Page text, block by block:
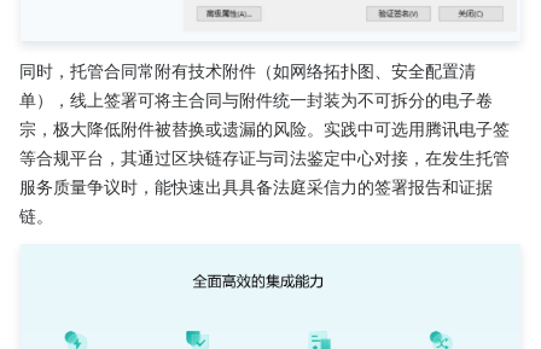
同时，托管合同常附有技术附件（如网络拓扑图、安全配置清
单），线上签署可将主合同与附件统一封装为不可拆分的电子卷
宗，极大降低附件被替换或遗漏的风险。实践中可选用腾讯电子签
等合规平台，其通过区块链存证与司法鉴定中心对接，在发生托管
服务质量争议时，能快速出具具备法庭采信力的签署报告和证据
链。